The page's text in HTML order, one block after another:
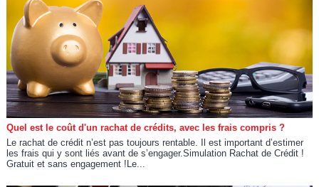
Quel est le coût d'un rachat de crédits, avec les frais compris ?
Le rachat de crédit n’est pas toujours rentable. Il est important d’estimer
les frais qui y sont liés avant de s’engager.Simulation Rachat de Crédit !
Gratuit et sans engagement !Le...